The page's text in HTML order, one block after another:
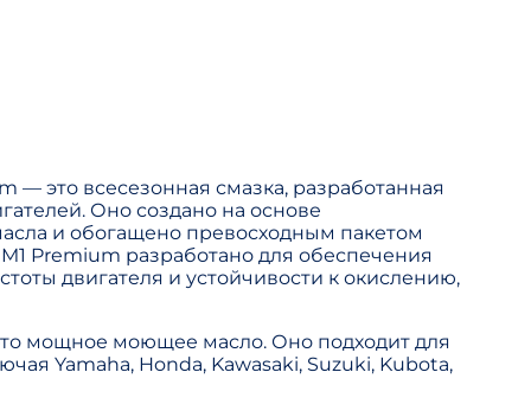
— это всесезонная смазка, разработанная
Оно создано на основе
и обогащено превосходным пакетом
Premium разработано для обеспечения
двигателя и устойчивости к окислению,
мощное моющее масло. Оно подходит для
Yamaha, Honda, Kawasaki, Suzuki, Kubota,